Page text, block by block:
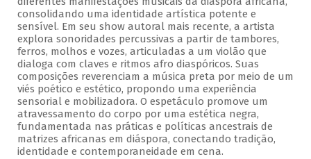
consolidando uma identidade artística potente e
sensível. Em seu show autoral mais recente, a artista
explora sonoridades percussivas a partir de tambores,
ferros, molhos e vozes, articuladas a um violão que
dialoga com claves e ritmos afro diaspóricos. Suas
composições reverenciam a música preta por meio de um
viés poético e estético, propondo uma experiência
sensorial e mobilizadora. O espetáculo promove um
atravessamento do corpo por uma estética negra,
fundamentada nas práticas e políticas ancestrais de
matrizes africanas em diáspora, conectando tradição,
identidade e contemporaneidade em cena.